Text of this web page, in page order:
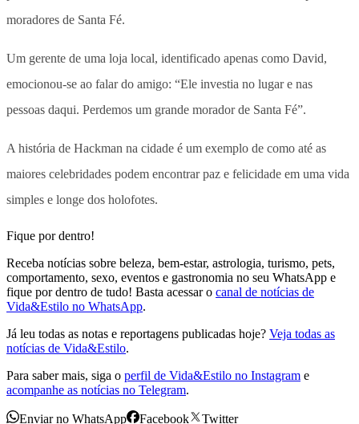
moradores de Santa Fé.
Um gerente de uma loja local, identificado apenas como David,
emocionou-se ao falar do amigo: “Ele investia no lugar e nas
pessoas daqui. Perdemos um grande morador de Santa Fé”.
A história de Hackman na cidade é um exemplo de como até as
maiores celebridades podem encontrar paz e felicidade em uma vida
simples e longe dos holofotes.
Fique por dentro!
Receba notícias sobre beleza, bem-estar, astrologia, turismo, pets,
comportamento, sexo, eventos e gastronomia no seu WhatsApp e
fique por dentro de tudo! Basta acessar o canal de notícias de
Vida&Estilo no WhatsApp.
Já leu todas as notas e reportagens publicadas hoje? Veja todas as
notícias de Vida&Estilo.
Para saber mais, siga o perfil de Vida&Estilo no Instagram e
acompanhe as notícias no Telegram.
Enviar no WhatsApp Facebook
Twitter